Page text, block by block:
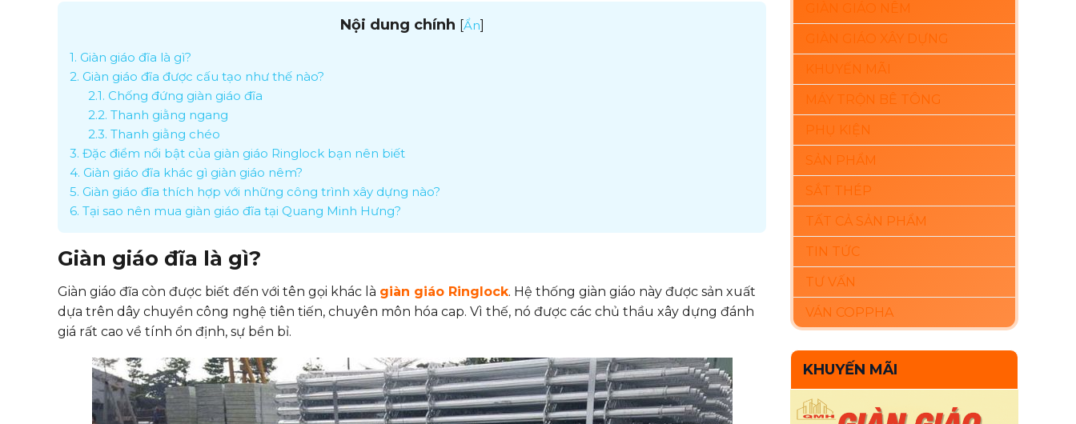
Nội dung chính [Ẩn]
1. Giàn giáo đĩa là gì?
2. Giàn giáo đĩa được cấu tạo như thế nào?
2.1. Chống đứng giàn giáo đĩa
2.2. Thanh giằng ngang
2.3. Thanh giằng chéo
3. Đặc điểm nổi bật của giàn giáo Ringlock bạn nên biết
4. Giàn giáo đĩa khác gì giàn giáo nêm?
5. Giàn giáo đĩa thích hợp với những công trình xây dựng nào?
6. Tại sao nên mua giàn giáo đĩa tại Quang Minh Hưng?
Giàn giáo đĩa là gì?
Giàn giáo đĩa còn được biết đến với tên gọi khác là giàn giáo Ringlock. Hệ thống giàn giáo này được sản xuất
dựa trên dây chuyền công nghệ tiên tiến, chuyên môn hóa cap. Vì thế, nó được các chủ thầu xây dựng đánh
giá rất cao về tính ổn định, sự bền bỉ.
GIÀN GIÁO NÊM
GIÀN GIÁO XÂY DỰNG
KHUYẾN MÃI
MÁY TRỘN BÊ TÔNG
PHỤ KIỆN
SẢN PHẨM
SẮT THÉP
TẤT CẢ SẢN PHẨM
TIN TỨC
TƯ VẤN
VÁN COPPHA
KHUYẾN MÃI